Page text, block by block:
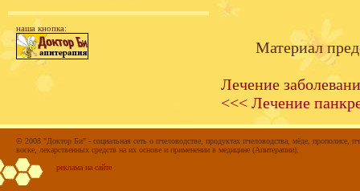
наша кнопка:
Материал
Лечение
<<< Лечение
© 2008 "Доктор Би" - социальная сеть о пчеловодстве, продуктах пчеловодства, мёде, прополисе,
воске, лекарственных средств на их основе и применении в медицине (Апитерапии).
реклама на сайте